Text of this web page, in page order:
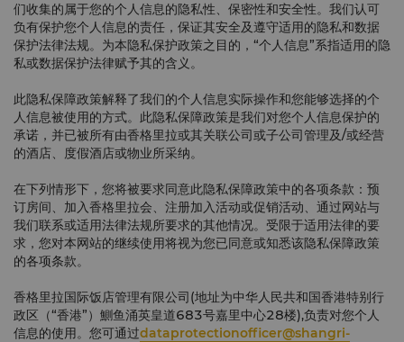
们收集的属于您的个人信息的隐私性、保密性和安全性。我们认可
负有保护您个人信息的责任，保证其安全及遵守适用的隐私和数据
保护法律法规。为本隐私保护政策之目的，“个人信息”系指适用的隐
私或数据保护法律赋予其的含义。
此隐私保障政策解释了我们的个人信息实际操作和您能够选择的个
人信息被使用的方式。此隐私保障政策是我们对您个人信息保护的
承诺，并已被所有由香格里拉或其关联公司或子公司管理及/或经营
的酒店、度假酒店或物业所采纳。
在下列情形下，您将被要求同意此隐私保障政策中的各项条款：预
订房间、加入香格里拉会、注册加入活动或促销活动、通过网站与
我们联系或适用法律法规所要求的其他情况。受限于适用法律的要
求，您对本网站的继续使用将视为您已同意或知悉该隐私保障政策
的各项条款。
香格里拉国际饭店管理有限公司(地址为中华人民共和国香港特别行
政区（“香港”）鰂鱼涌英皇道683号嘉里中心28楼),负责对您个人
信息的使用。您可通过dataprotectionofficer@shangri-